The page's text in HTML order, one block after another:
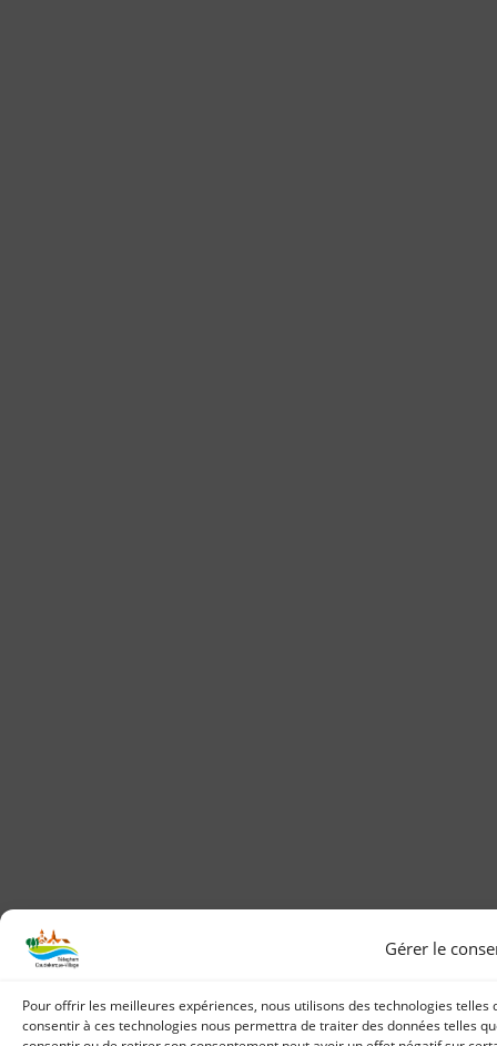
Gérer le
Pour offrir les meilleures expériences, nous utilisons des technologies
consentir à ces technologies nous permettra de traiter des données telles